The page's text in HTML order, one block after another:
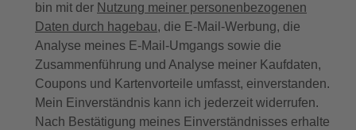
bin mit der Nutzung meiner personenbezogenen
Daten durch hagebau, die E-Mail-Werbung, die
Analyse meines E-Mail-Umgangs sowie die
Zusammenführung und Analyse meiner Kaufdaten,
Coupons und Kartenvorteile umfasst, einverstanden.
Mein Einverständnis kann ich jederzeit widerrufen.
Nach Bestätigung meines Einverständnisses erhalte